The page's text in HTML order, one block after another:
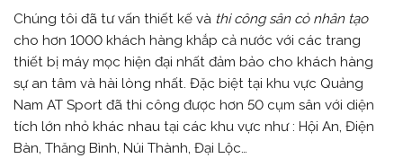
Chúng tôi đã tư vấn thiết kế và thi công sân cỏ nhân tạo
cho hơn 1000 khách hàng khắp cả nước với các trang
thiết bị máy mọc hiện đại nhất đảm bảo cho khách hàng
sự an tâm và hài lòng nhất. Đặc biệt tại khu vực Quảng
Nam AT Sport đã thi công được hơn 50 cụm sân với diện
tích lớn nhỏ khác nhau tại các khu vực như : Hội An, Điện
Bàn, Thăng Bình, Núi Thành, Đại Lộc…